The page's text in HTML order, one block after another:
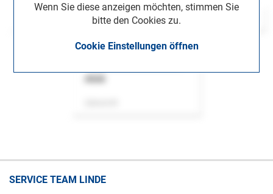
Wenn Sie diese anzeigen möchten, stimmen Sie
bitte den Cookies zu.
Cookie Einstellungen öffnen
SERVICE TEAM LINDE